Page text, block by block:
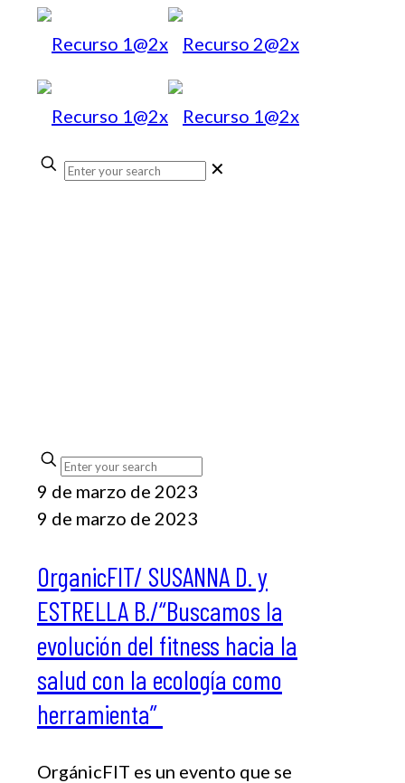
✕
9 de marzo de 2023
9 de marzo de 2023
OrganicFIT/ SUSANNA D. y
ESTRELLA B./“Buscamos la
evolución del fitness hacia la
salud con la ecología como
herramienta”
OrgánicFIT es un evento que se